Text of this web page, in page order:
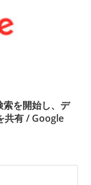
を開始し、デ
共有 / Google